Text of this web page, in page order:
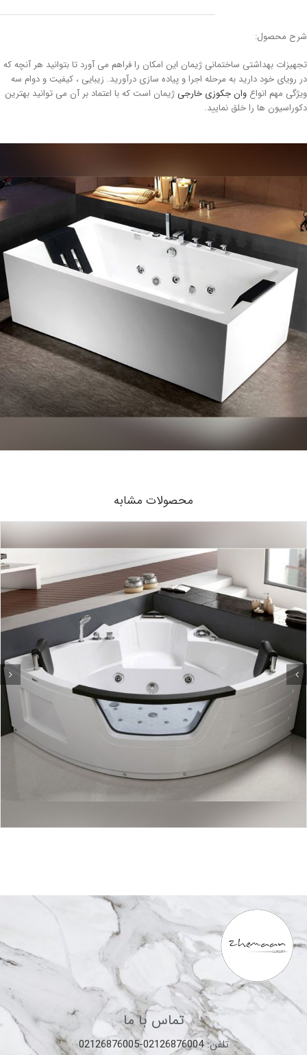
شرح محصول:
تجهیزات بهداشتی ساختمانی ژیمان این امکان را فراهم می آورد تا بتوانید هر آنچه که
در رویای خود دارید به مرحله اجرا و پیاده سازی درآورید. زیبایی ، کیفیت و دوام سه
ویژگی مهم انواع وان جکوزی خارجیژیمان است که با اعتماد بر آن می توانید بهترین
دکوراسیون ها را خلق نمایید.
محصولات مشابه
تماس با ما
تلفن:02126876004-02126876005